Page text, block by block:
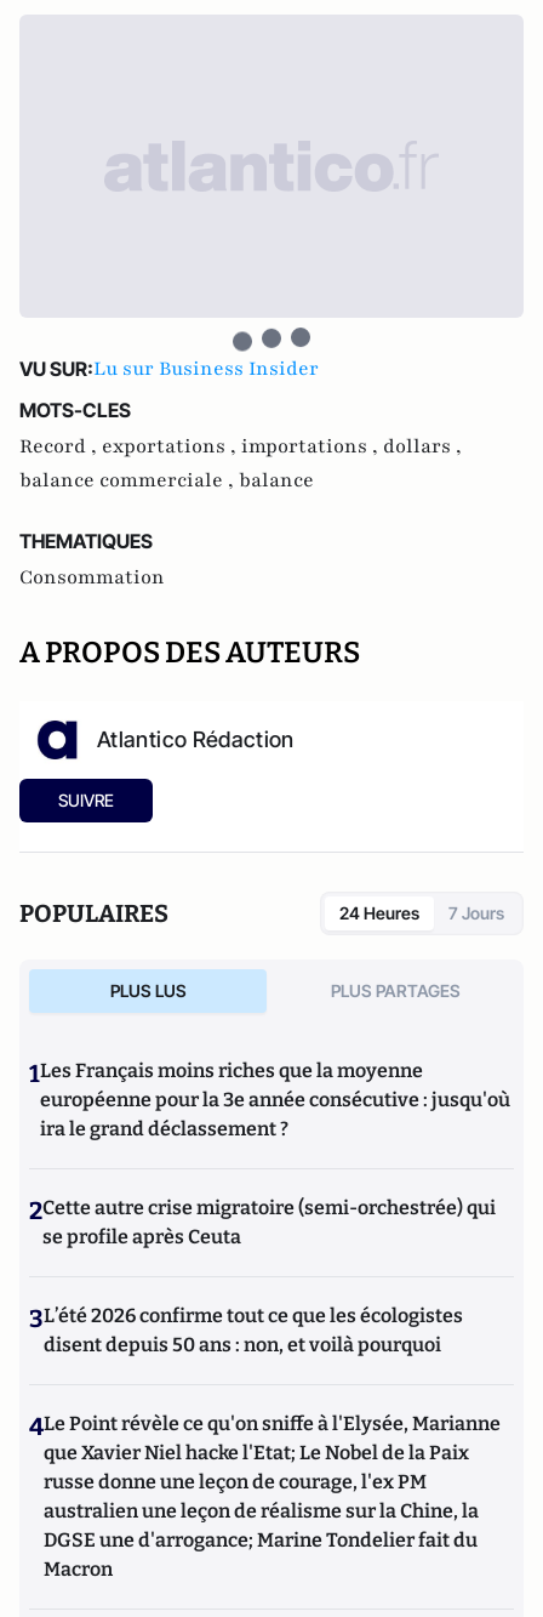
VU SUR:Lu sur Business Insider
MOTS-CLES
Record , exportations , importations , dollars ,
balance commerciale , balance
THEMATIQUES
Consommation
A PROPOS DES AUTEURS
Atlantico Rédaction
SUIVRE
POPULAIRES 24 Heures 7 Jours
PLUS LUS PLUS PARTAGES
1Les Français moins riches que la moyenne
européenne pour la 3e année consécutive : jusqu'où
ira le grand déclassement ?
2Cette autre crise migratoire (semi-orchestrée) qui
se profile après Ceuta
3L’été 2026 confirme tout ce que les écologistes
disent depuis 50 ans : non, et voilà pourquoi
4Le Point révèle ce qu'on sniffe à l'Elysée, Marianne
que Xavier Niel hacke l'Etat; Le Nobel de la Paix
russe donne une leçon de courage, l'ex PM
australien une leçon de réalisme sur la Chine, la
DGSE une d'arrogance; Marine Tondelier fait du
Macron